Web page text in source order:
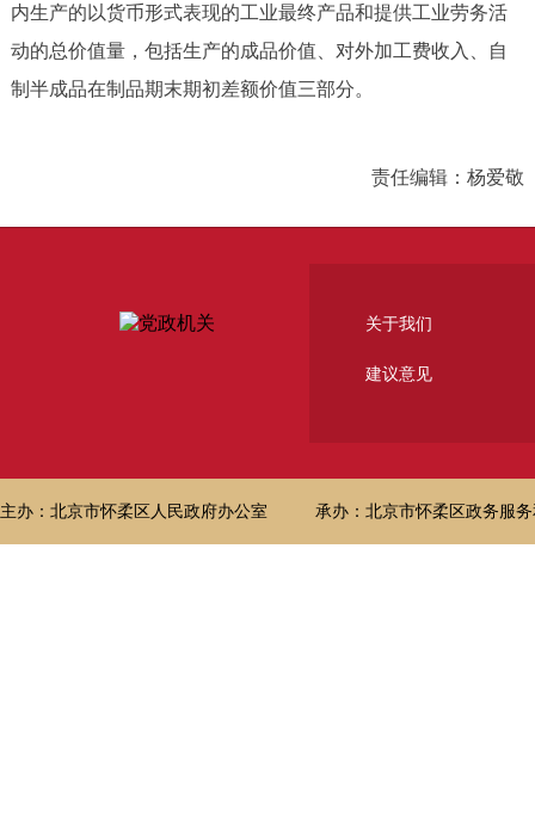
内生产的以货币形式表现的工业最终产品和提供工业劳务活
动的总价值量，包括生产的成品价值、对外加工费收入、自
制半成品在制品期末期初差额价值三部分。
责任编辑：杨爱敬
关于我们
建议意见
主办：北京市怀柔区人民政府办公室 承办：北京市怀柔区政务服